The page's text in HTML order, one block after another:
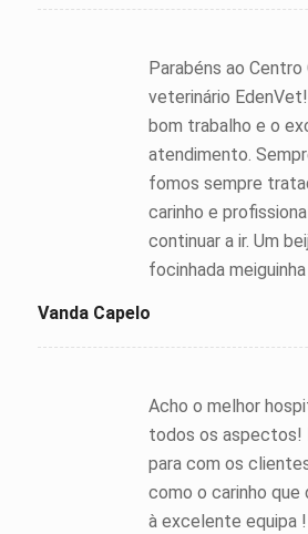
Parabéns ao Centro
veterinário
bom trabalho e o
atendimento.
fomos sempre
carinho e
continuar a ir. Um
focinhada
Vanda Capelo
Acho o melhor
todos os aspectos!
para com os
como o carinho que
à excelente equipa